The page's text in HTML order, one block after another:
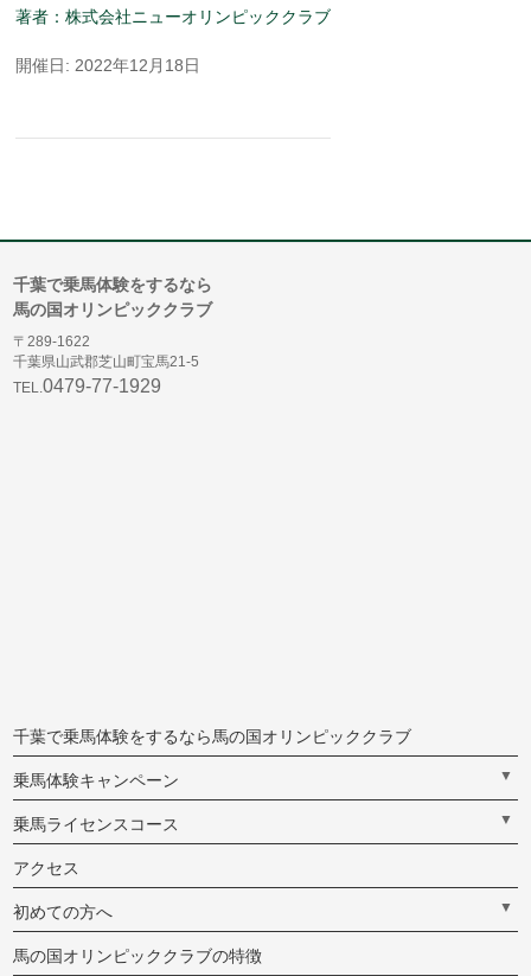
著者：株式会社ニューオリンピッククラブ
開催日: 2022年12月18日
千葉で乗馬体験をするなら
馬の国オリンピッククラブ
〒289-1622
千葉県山武郡芝山町宝馬21-5
TEL.0479-77-1929
千葉で乗馬体験をするなら馬の国オリンピッククラブ
乗馬体験キャンペーン ▼
乗馬ライセンスコース ▼
アクセス
初めての方へ ▼
馬の国オリンピッククラブの特徴